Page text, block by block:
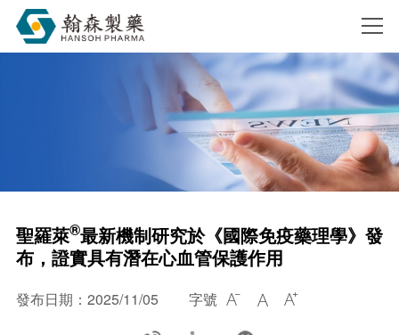
聖羅萊®最新機制研究於《國際免疫藥理學》發
布，證實具有潛在心血管保護作用
發布日期：2025/11/05 字號   